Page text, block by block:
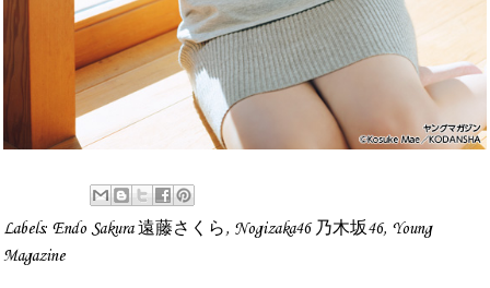
Labels: Endo Sakura 遠藤さくら, Nogizaka46 乃木坂46, Young
Magazine